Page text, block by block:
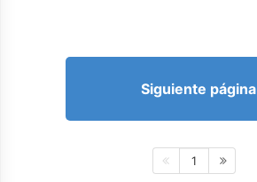
Siguiente página
1